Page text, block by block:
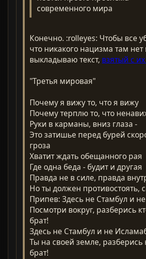
современного мира
Конечно. :rolleyes: Чтобы все
что никакого нацизма там
выкладываю текст, взятый с
"Третья мировая"
Почему я вижу то, что я вижу
Почему терплю то, что
Руки в карманы, вниз глаза -
Это затишье перед бурей
гроза
Хватит ждать обещанного рая
Где одна беда - будит и другая
Правда не в силе, правда
Но ты должен противостоять,
Припев: Здесь не Стамбул и
Посмотри вокруг, разберись
брат!
Здесь не Стамбул и не
Ты на своей земле, разберись
брат!